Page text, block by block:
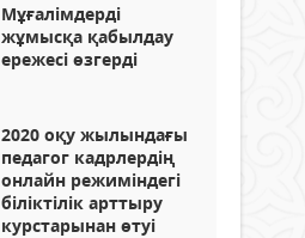
Мұғалімдерді
жұмысқа қабылдау
ережесі өзгерді
2020 оқу жылындағы
педагог кадрлердің
онлайн режиміндегі
біліктілік арттыру
курстарынан өтуі